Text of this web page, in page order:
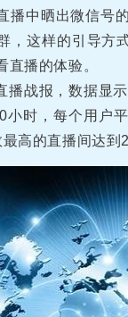
中晒出微信号的
，这样的引导方
直播的体验。
战报，数据显示
小时，每个用户
高的直播间达到2